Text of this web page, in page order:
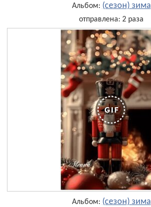
Альбом: (сезон) зима
отправлена: 2 раза
Альбом: (сезон) зима